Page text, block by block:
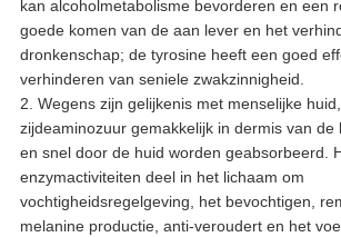
kan alcoholmetabolisme bevorderen en een
goede komen van de aan lever en het
dronkenschap; de tyrosine heeft een goed
verhinderen van seniele zwakzinnigheid.
2. Wegens zijn gelijkenis met menselijke
zijdeaminozuur gemakkelijk in dermis van de
en snel door de huid worden geabsorbeerd.
enzymactiviteiten deel in het lichaam om
vochtigheidsregelgeving, het bevochtigen,
melanine productie, anti-veroudert en het